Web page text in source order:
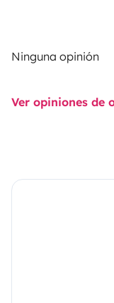
Ninguna opinión
Ver opiniones de